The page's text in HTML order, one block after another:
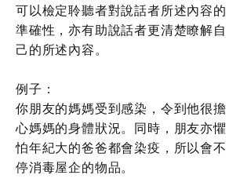
可以檢定聆聽者對說話者所述內容的
準確性，亦有助說話者更清楚瞭解自
己的所述內容。
例子：
你朋友的媽媽受到感染，令到他很擔
心媽媽的身體狀況。同時，朋友亦懼
怕年紀大的爸爸都會染疫，所以會不
停消毒屋企的物品。